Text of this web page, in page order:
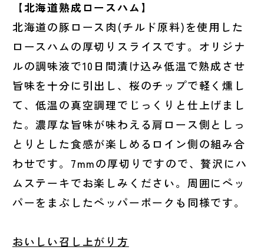
【北海道熟成ロースハム】
北海道の豚ロース肉(チルド原料)を使用した
ロースハムの厚切りスライスです。オリジナ
ルの調味液で10日間漬け込み低温で熟成させ
旨味を十分に引出し、桜のチップで軽く燻し
て、低温の真空調理でじっくりと仕上げまし
た。濃厚な旨味が味わえる肩ロース側としっ
とりとした食感が楽しめるロイン側の組み合
わせです。7mmの厚切りですので、贅沢にハ
ムステーキでお楽しみください。周囲にペッ
パーをまぶしたペッパーポークも同様です。
おいしい召し上がり方